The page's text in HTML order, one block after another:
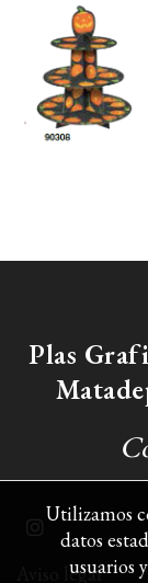
Plas
Aviso legal
Utilizamos
datos
usuarios